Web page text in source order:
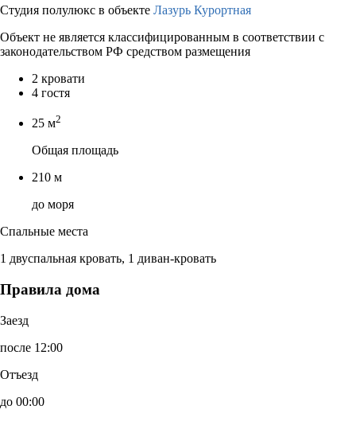
Студия полулюкс в объекте Лазурь Курортная
Объект не является классифицированным в соответствии с
законодательством РФ средством размещения
2 кровати
4 гостя
25 м2
Общая площадь
210 м
до моря
Спальные места
1 двуспальная кровать, 1 диван-кровать
Правила дома
Заезд
после 12:00
Отъезд
до 00:00